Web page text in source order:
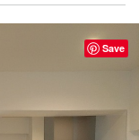
Save